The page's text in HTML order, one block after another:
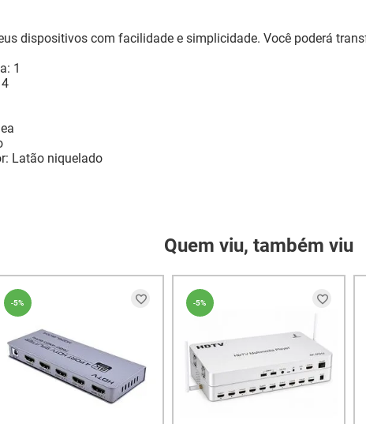
dispositivos com facilidade e simplicidade. Você poderá
1
Latão niquelado
Quem viu, também viu
-5% -5%